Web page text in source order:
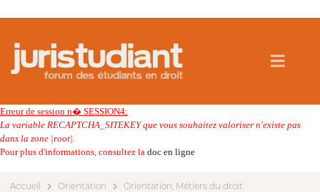
Erreur de session n� SESSION4:
La variable RECAPTCHA_SITEKEY que vous souhaitez valoriser n'existe pas
dans la zone |root|.
Pour plus d'informations, consultez la doc en ligne
Accueil Orientation Orientation, Métiers du droit